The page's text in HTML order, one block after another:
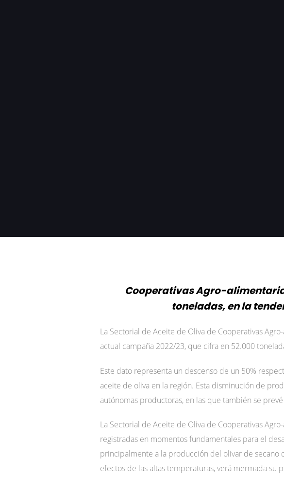
Cooperativas Agro-
toneladas, en la
La Sectorial de Aceite de Oliva de Cooperativas
actual campaña 2022/23, que cifra en 52.000
Este dato representa un descenso de un 50%
aceite de oliva en la región. Esta disminución de
autónomas productoras, en las que también se
La Sectorial de Aceite de Oliva de Cooperativas
registradas en momentos fundamentales para el
principalmente a la producción del olivar de
efectos de las altas temperaturas, verá mermada su